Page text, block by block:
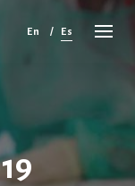
En Es